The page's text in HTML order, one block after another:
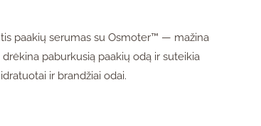
paakių serumas su Osmoter™ — mažina
paburkusią paakių odą ir suteikia
ir brandžiai odai.